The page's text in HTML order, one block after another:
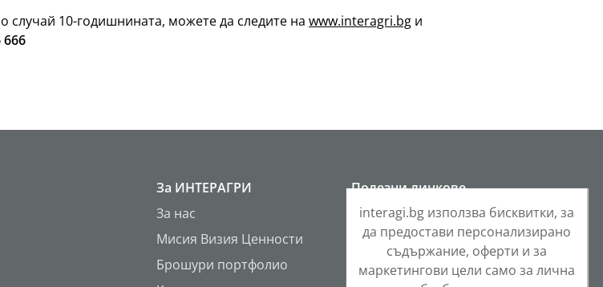
interagi.bg използва бисквитки, за
да предостави персонализирано
съдържание, оферти и за
маркетингови цели само за лична
10-годишнината, можете да следите на www.interagri.bg и
666
За ИНТЕРАГРИ
За нас
Мисия Визия Ценности
Брошури портфолио
Полезни линкове
Контакти
Общи условия
Защита на личните данни